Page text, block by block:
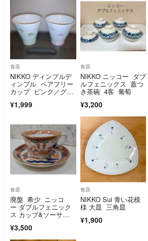
食器
NIKKO ディンプルデ
ィンプル ペアフリー
カップ ピンク／グリ
¥1,999
食器
NIKKO ニッコー ダブ
ルフェニックス 蓋つ
き茶碗 4客 葡萄
¥3,200
食器
廃盤 希少 ニッコ
ー ダブルフェニック
ス カップ&ソーサ
プ
¥3,500
食器
NIKKO Sui 青い花模
様 大皿 三角皿
¥1,900